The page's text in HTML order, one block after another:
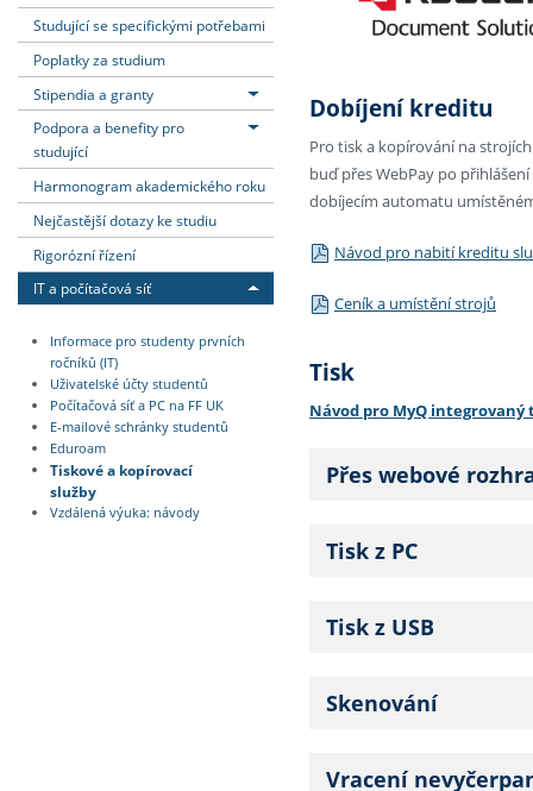
Studující se specifickými potřebami
Poplatky za studium
Stipendia a granty
Podpora a benefity pro
studující
Harmonogram akademického roku
Nejčastější dotazy ke studiu
Rigorózní řízení
IT a počítačová síť
Informace pro studenty prvních
ročníků (IT)
Uživatelské účty studentů
Počítačová síť a PC na FF UK
E-mailové schránky studentů
Eduroam
Tiskové a kopírovací
služby
Vzdálená výuka: návody
Dobíjení kreditu
Pro tisk a kopírování na
buď přes WebPay po
dobíjecím automatu
Návod pro nabití kreditu
Ceník a umístění strojů
Tisk
Návod pro MyQ
Přes webové rozhr
Tisk z PC
Tisk z USB
Skenování
Vracení